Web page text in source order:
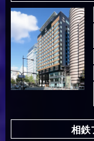
相鉄